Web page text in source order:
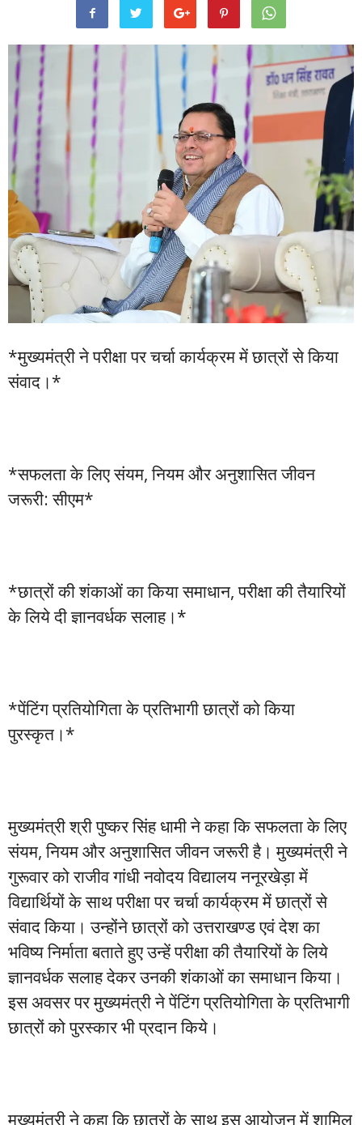
*मुख्यमंत्री ने परीक्षा पर चर्चा कार्यक्रम में छात्रों से किया
संवाद।*
*सफलता के लिए संयम, नियम और अनुशासित जीवन
जरूरी: सीएम*
*छात्रों की शंकाओं का किया समाधान, परीक्षा की तैयारियों
के लिये दी ज्ञानवर्धक सलाह।*
*पेंटिंग प्रतियोगिता के प्रतिभागी छात्रों को किया
पुरस्कृत।*
मुख्यमंत्री श्री पुष्कर सिंह धामी ने कहा कि सफलता के लिए
संयम, नियम और अनुशासित जीवन जरूरी है। मुख्यमंत्री ने
गुरूवार को राजीव गांधी नवोदय विद्यालय ननूरखेड़ा में
विद्यार्थियों के साथ परीक्षा पर चर्चा कार्यक्रम में छात्रों से
संवाद किया। उन्होंने छात्रों को उत्तराखण्ड एवं देश का
भविष्य निर्माता बताते हुए उन्हें परीक्षा की तैयारियों के लिये
ज्ञानवर्धक सलाह देकर उनकी शंकाओं का समाधान किया।
इस अवसर पर मुख्यमंत्री ने पेंटिंग प्रतियोगिता के प्रतिभागी
छात्रों को पुरस्कार भी प्रदान किये।
मुख्यमंत्री ने कहा कि छात्रों के साथ इस आयोजन में शामिल